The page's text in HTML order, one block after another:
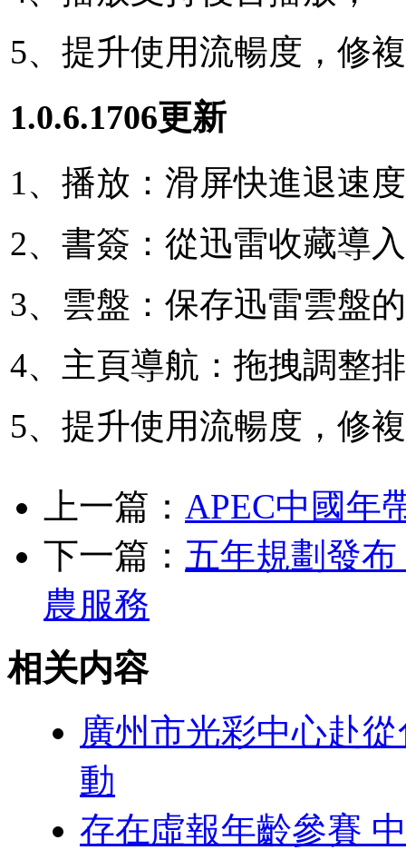
5、提升使用流暢度，修
1.0.6.1706更新
1、播放：滑屏快進退速
2、書簽：從迅雷收藏導
3、雲盤：保存迅雷雲盤
4、主頁導航：拖拽調整
5、提升使用流暢度，修
上一篇： APEC中國年
下一篇： 五年規劃發
農服務
相关内容
廣州市光彩中心赴
動
存在虛報年齡參賽